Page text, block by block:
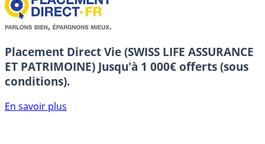
Placement Direct Vie (SWISS LIFE ASSURANCE
ET PATRIMOINE) Jusqu'à 1 000€ offerts (sous
conditions).
En savoir plus